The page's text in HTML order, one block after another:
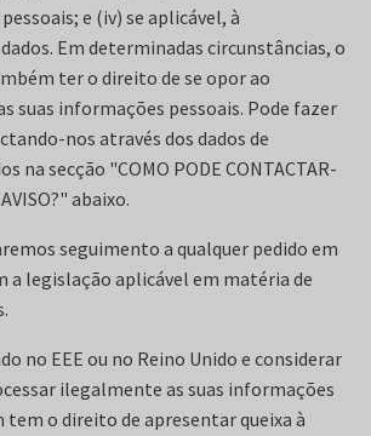
e (iv) se aplicável, à
Em determinadas circunstâncias, o
ter o direito de se opor ao
suas informações pessoais. Pode fazer
nos através dos dados de
na secção "COMO PODE CONTACTAR-
abaixo.
seguimento a qualquer pedido em
a legislação aplicável em matéria de
no EEE ou no Reino Unido e considerar
ilegalmente as suas informações
tem o direito de apresentar queixa à